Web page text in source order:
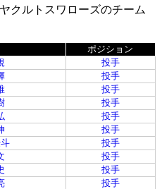
クルトスワローズのチーム
ポジション
投手
投手
投手
投手
投手
投手
投手
投手
投手
投手